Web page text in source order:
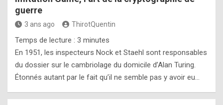
guerre
3 ans ago ThirotQuentin
Temps de lecture : 3 minutes
En 1951, les inspecteurs Nock et Staehl sont responsables
du dossier sur le cambriolage du domicile d’Alan Turing.
Étonnés autant par le fait qu’il ne semble pas y avoir eu…